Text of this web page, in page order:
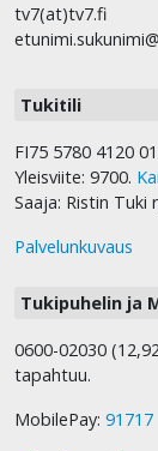
tv7(at)tv7.fi
Tukitili
FI75 5780 4120
Yleisviite: 9700.
Saaja: Ristin Tuki
Palvelunkuvaus
Tukipuhelin ja
0600-02030
tapahtuu.
MobilePay: 91717